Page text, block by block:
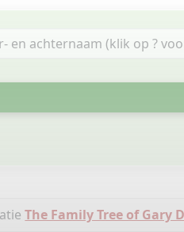
The Family Tree of Gary